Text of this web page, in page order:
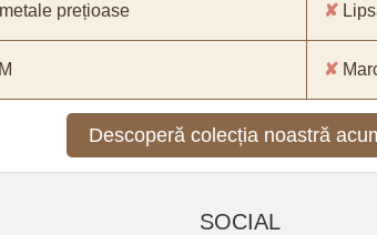
prețioase ✘
✘
Descoperă colecția noastră
SOCIAL